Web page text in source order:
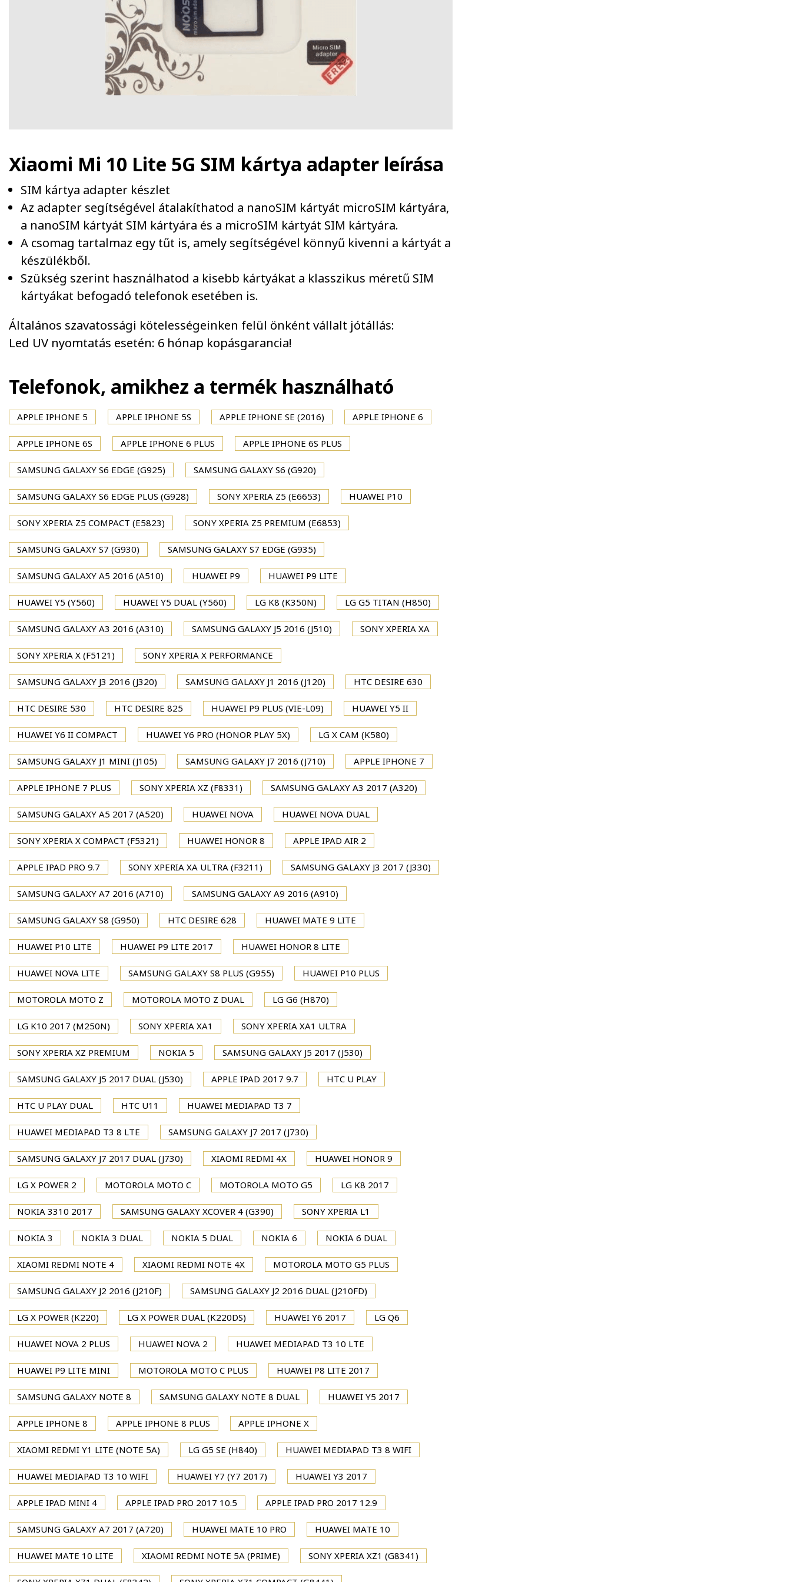
Xiaomi Mi 10 Lite 5G SIM kártya adapter leírása
SIM kártya adapter készlet
Az adapter segítségével átalakíthatod a nanoSIM kártyát microSIM kártyára,
a nanoSIM kártyát SIM kártyára és a microSIM kártyát SIM kártyára.
A csomag tartalmaz egy tűt is, amely segítségével könnyű kivenni a kártyát a
készülékből.
Szükség szerint használhatod a kisebb kártyákat a klasszikus méretű SIM
kártyákat befogadó telefonok esetében is.
Általános szavatossági kötelességeinken felül önként vállalt jótállás:
Led UV nyomtatás esetén: 6 hónap kopásgarancia!
Telefonok, amikhez a termék használható
APPLE IPHONE 5 APPLE IPHONE 5S APPLE IPHONE SE (2016) APPLE IPHONE 6
APPLE IPHONE 6S APPLE IPHONE 6 PLUS APPLE IPHONE 6S PLUS
SAMSUNG GALAXY S6 EDGE (G925) SAMSUNG GALAXY S6 (G920)
SAMSUNG GALAXY S6 EDGE PLUS (G928) SONY XPERIA Z5 (E6653) HUAWEI P10
SONY XPERIA Z5 COMPACT (E5823) SONY XPERIA Z5 PREMIUM (E6853)
SAMSUNG GALAXY S7 (G930) SAMSUNG GALAXY S7 EDGE (G935)
SAMSUNG GALAXY A5 2016 (A510) HUAWEI P9 HUAWEI P9 LITE
HUAWEI Y5 (Y560) HUAWEI Y5 DUAL (Y560) LG K8 (K350N) LG G5 TITAN (H850)
SAMSUNG GALAXY A3 2016 (A310) SAMSUNG GALAXY J5 2016 (J510) SONY XPERIA XA
SONY XPERIA X (F5121) SONY XPERIA X PERFORMANCE
SAMSUNG GALAXY J3 2016 (J320) SAMSUNG GALAXY J1 2016 (J120) HTC DESIRE 630
HTC DESIRE 530 HTC DESIRE 825 HUAWEI P9 PLUS (VIE-L09) HUAWEI Y5 II
HUAWEI Y6 II COMPACT HUAWEI Y6 PRO (HONOR PLAY 5X) LG X CAM (K580)
SAMSUNG GALAXY J1 MINI (J105) SAMSUNG GALAXY J7 2016 (J710) APPLE IPHONE 7
APPLE IPHONE 7 PLUS SONY XPERIA XZ (F8331) SAMSUNG GALAXY A3 2017 (A320)
SAMSUNG GALAXY A5 2017 (A520) HUAWEI NOVA HUAWEI NOVA DUAL
SONY XPERIA X COMPACT (F5321) HUAWEI HONOR 8 APPLE IPAD AIR 2
APPLE IPAD PRO 9.7 SONY XPERIA XA ULTRA (F3211) SAMSUNG GALAXY J3 2017 (J330)
SAMSUNG GALAXY A7 2016 (A710) SAMSUNG GALAXY A9 2016 (A910)
SAMSUNG GALAXY S8 (G950) HTC DESIRE 628 HUAWEI MATE 9 LITE
HUAWEI P10 LITE HUAWEI P9 LITE 2017 HUAWEI HONOR 8 LITE
HUAWEI NOVA LITE SAMSUNG GALAXY S8 PLUS (G955) HUAWEI P10 PLUS
MOTOROLA MOTO Z MOTOROLA MOTO Z DUAL LG G6 (H870)
LG K10 2017 (M250N) SONY XPERIA XA1 SONY XPERIA XA1 ULTRA
SONY XPERIA XZ PREMIUM NOKIA 5 SAMSUNG GALAXY J5 2017 (J530)
SAMSUNG GALAXY J5 2017 DUAL (J530) APPLE IPAD 2017 9.7 HTC U PLAY
HTC U PLAY DUAL HTC U11 HUAWEI MEDIAPAD T3 7
HUAWEI MEDIAPAD T3 8 LTE SAMSUNG GALAXY J7 2017 (J730)
SAMSUNG GALAXY J7 2017 DUAL (J730) XIAOMI REDMI 4X HUAWEI HONOR 9
LG X POWER 2 MOTOROLA MOTO C MOTOROLA MOTO G5 LG K8 2017
NOKIA 3310 2017 SAMSUNG GALAXY XCOVER 4 (G390) SONY XPERIA L1
NOKIA 3 NOKIA 3 DUAL NOKIA 5 DUAL NOKIA 6 NOKIA 6 DUAL
XIAOMI REDMI NOTE 4 XIAOMI REDMI NOTE 4X MOTOROLA MOTO G5 PLUS
SAMSUNG GALAXY J2 2016 (J210F) SAMSUNG GALAXY J2 2016 DUAL (J210FD)
LG X POWER (K220) LG X POWER DUAL (K220DS) HUAWEI Y6 2017 LG Q6
HUAWEI NOVA 2 PLUS HUAWEI NOVA 2 HUAWEI MEDIAPAD T3 10 LTE
HUAWEI P9 LITE MINI MOTOROLA MOTO C PLUS HUAWEI P8 LITE 2017
SAMSUNG GALAXY NOTE 8 SAMSUNG GALAXY NOTE 8 DUAL HUAWEI Y5 2017
APPLE IPHONE 8 APPLE IPHONE 8 PLUS APPLE IPHONE X
XIAOMI REDMI Y1 LITE (NOTE 5A) LG G5 SE (H840) HUAWEI MEDIAPAD T3 8 WIFI
HUAWEI MEDIAPAD T3 10 WIFI HUAWEI Y7 (Y7 2017) HUAWEI Y3 2017
APPLE IPAD MINI 4 APPLE IPAD PRO 2017 10.5 APPLE IPAD PRO 2017 12.9
SAMSUNG GALAXY A7 2017 (A720) HUAWEI MATE 10 PRO HUAWEI MATE 10
HUAWEI MATE 10 LITE XIAOMI REDMI NOTE 5A (PRIME) SONY XPERIA XZ1 (G8341)